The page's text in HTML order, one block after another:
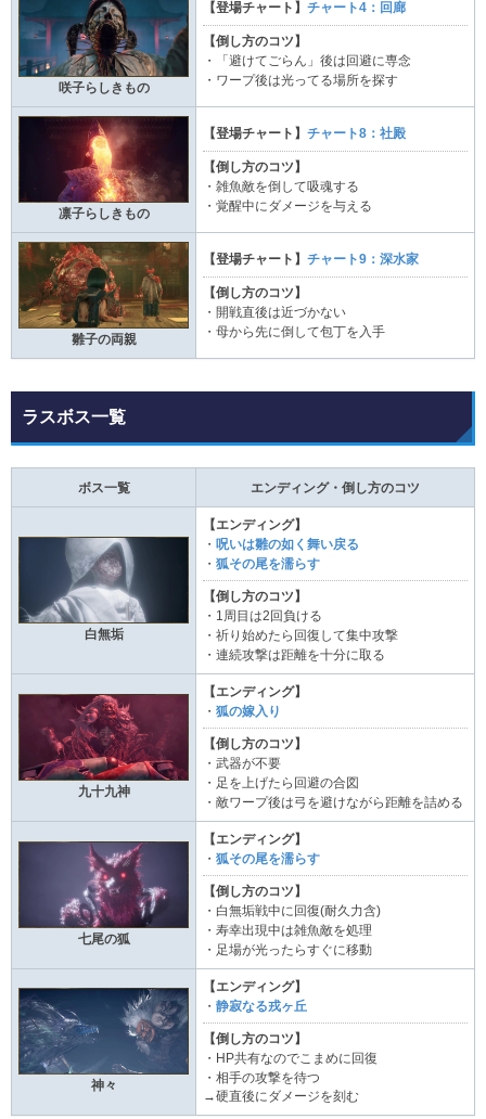
咲子らしきもの
【登場チャート】 チャート4：回廊
【倒し方のコツ】
・「避けてごらん」後は回避に専念
・ワープ後は光ってる場所を探す
凛子らしきもの
【登場チャート】 チャート8：社殿
【倒し方のコツ】
・雑魚敵を倒して吸魂する
・覚醒中にダメージを与える
雛子の両親
【登場チャート】 チャート9：深水家
【倒し方のコツ】
・開戦直後は近づかない
・母から先に倒して包丁を入手
ラスボス一覧
ボス一覧 エンディング・倒し方のコツ
白無垢
【エンディング】
・ 呪いは雛の如く舞い戻る
・ 狐その尾を濡らす
【倒し方のコツ】
・1周目は2回負ける
・祈り始めたら回復して集中攻撃
・連続攻撃は距離を十分に取る
九十九神
【エンディング】
・ 狐の嫁入り
【倒し方のコツ】
・武器が不要
・足を上げたら回避の合図
・敵ワープ後は弓を避けながら距離を詰める
七尾の狐
【エンディング】
・ 狐その尾を濡らす
【倒し方のコツ】
・白無垢戦中に回復(耐久力含)
・寿幸出現中は雑魚敵を処理
・足場が光ったらすぐに移動
神々
【エンディング】
・ 静寂なる戎ヶ丘
【倒し方のコツ】
・HP共有なのでこまめに回復
・相手の攻撃を待つ
→硬直後にダメージを刻む